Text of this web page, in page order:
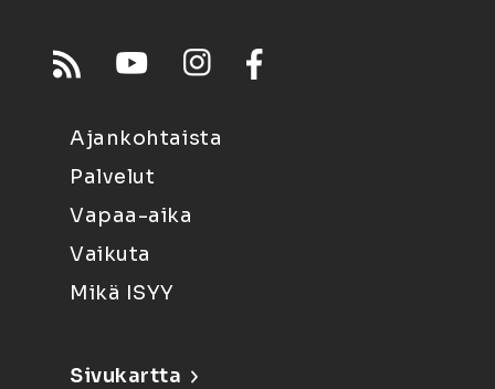
Ajankohtaista
Palvelut
Vapaa-aika
Vaikuta
Mikä ISYY
Sivukartta